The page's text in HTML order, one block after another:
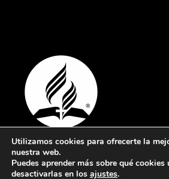
© 2026 Revista Adventista de España.
reservados.
Utilizamos cookies para ofrecerte la
nuestra web.
Puedes aprender más sobre qué
desactivarlas en los ajustes.